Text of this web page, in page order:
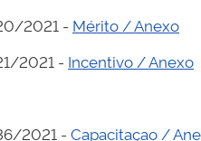
2021 - Mérito / Anexo
2021 - Incentivo / Anexo
2021 - Capacitaçao /